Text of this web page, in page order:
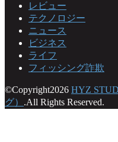
レビュー
テクノロジー
ニュース
ビジネス
ライフ
フィッシング詐欺
©Copyright2026 HYZ
グ） .All Rights Reserved.